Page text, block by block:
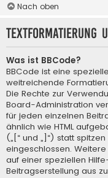
Nach oben
Textformatierung
Was ist BBCode?
BBCode ist eine
weitreichende
Die Rechte zur
Board-Administration
für jeden einzelnen
ähnlich wie HTML
(„[“ und „]“) statt
eingeschlossen.
auf einer speziellen
Beitragserstellung aus